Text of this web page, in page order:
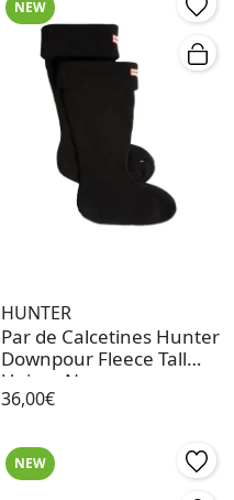
NEW
HUNTER
Par de Calcetines Hunter
Downpour Fleece Tall
Unisex Negro
36,00€
NEW